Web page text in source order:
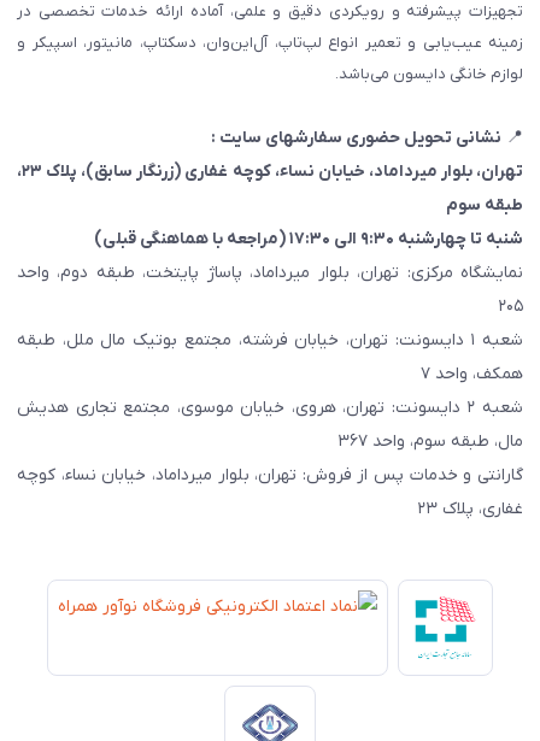
تجهیزات پیشرفته و رویکردی دقیق و علمی، آماده ارائه خدمات تخصصی در
زمینه عیب‌یابی و تعمیر انواع لپ‌تاپ، آل‌این‌وان، دسکتاپ، مانیتور، اسپیکر و
لوازم خانگی دایسون می‌باشد.
📍 نشانی تحویل حضوری سفارشهای سایت :
تهران، بلوار میرداماد، خیابان نساء، کوچه غفاری (زرنگار سابق)
، پلاک ۲۳،
طبقه سوم
شنبه تا چهارشنبه ۹:۳۰ الی ۱۷:۳۰ (مراجعه با هماهنگی قبلی)
نمایشگاه مرکزی: تهران، بلوار میرداماد، پاساژ پایتخت، طبقه دوم، واحد
۲۰۵
شعبه ۱ دایسونت: تهران، خیابان فرشته، مجتمع بوتیک مال ملل، طبقه
همکف، واحد ۷
شعبه ۲ دایسونت: تهران، هروی، خیابان موسوی، مجتمع تجاری هدیش
مال، طبقه سوم، واحد ۳۶۷
گارانتی و خدمات پس از فروش: تهران، بلوار میرداماد، خیابان نساء، کوچه
غفاری، پلاک ۲۳